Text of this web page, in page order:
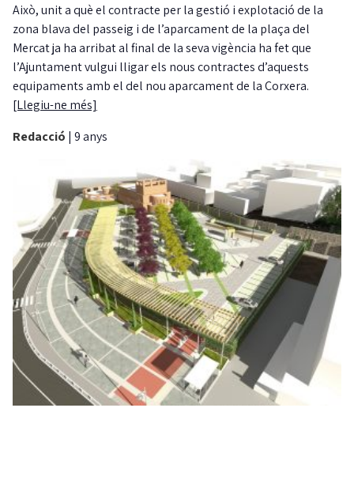
Això, unit a què el contracte per la gestió i explotació de la
zona blava del passeig i de l’aparcament de la plaça del
Mercat ja ha arribat al final de la seva vigència ha fet que
l’Ajuntament vulgui lligar els nous contractes d’aquests
equipaments amb el del nou aparcament de la Corxera.
[Llegiu-ne més]
Redacció | 9 anys